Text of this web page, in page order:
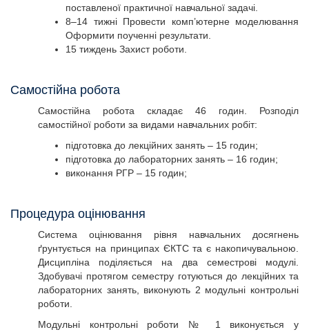
поставленої практичної навчальної задачі.
8–14 тижні Провести комп’ютерне моделювання
Оформити поученні результати.
15 тиждень Захист роботи.
Самостійна робота
Самостійна робота складає 46 годин. Розподіл
самостійної роботи за видами навчальних робіт:
підготовка до лекційних занять – 15 годин;
підготовка до лабораторних занять – 16 годин;
виконання РГР – 15 годин;
Процедура оцінювання
Система оцінювання рівня навчальних досягнень
ґрунтується на принципах ЄКТС та є накопичувальною.
Дисципліна поділяється на два семестрові модулі.
Здобувачі протягом семестру готуються до лекційних та
лабораторних занять, виконують 2 модульні контрольні
роботи.
Модульні контрольні роботи № 1 виконується у